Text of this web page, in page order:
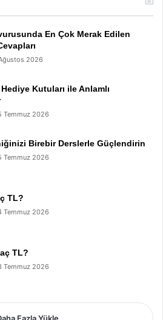
En Çok Merak Edilen
2026
Kutuları ile Anlamlı
Temmuz 2026
Birebir Derslerle Güçlendirin
Temmuz 2026
TL?
Temmuz 2026
TL?
Temmuz 2026